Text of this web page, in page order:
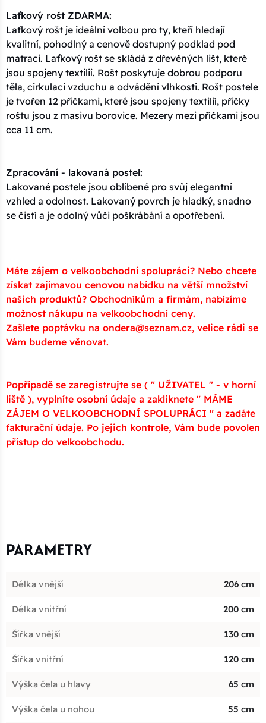
Laťkový rošt ZDARMA:
Laťkový rošt je ideální volbou pro ty, kteří hledají
kvalitní, pohodlný a cenově dostupný podklad pod
matraci. Laťkový rošt se skládá z dřevěných lišt, které
jsou spojeny textilií. Rošt poskytuje dobrou podporu
těla, cirkulaci vzduchu a odvádění vlhkosti. Rošt postele
je tvořen 12 příčkami, které jsou spojeny textilií, příčky
roštu jsou z masivu borovice. Mezery mezi příčkami jsou
cca 11 cm.
Zpracování - lakovaná postel:
Lakované postele jsou oblíbené pro svůj elegantní
vzhled a odolnost. Lakovaný povrch je hladký, snadno
se čistí a je odolný vůči poškrábání a opotřebení.
Máte zájem o velkoobchodní spolupráci? Nebo chcete
získat zajímavou cenovou nabídku na větší množství
našich produktů? Obchodníkům a firmám, nabízíme
možnost nákupu na velkoobchodní ceny.
Zašlete poptávku na ondera@seznam.cz, velice rádi se
Vám budeme věnovat.
Popřípadě se zaregistrujte se ( " UŽIVATEL " - v horní
liště ), vyplníte osobní údaje a zakliknete " MÁME
ZÁJEM O VELKOOBCHODNÍ SPOLUPRÁCI " a zadáte
fakturační údaje. Po jejich kontrole, Vám bude povolen
přístup do velkoobchodu.
PARAMETRY
Délka vnější 206 cm
Délka vnitřní 200 cm
Šířka vnější 130 cm
Šířka vnitřní 120 cm
Výška čela u hlavy 65 cm
Výška čela u nohou 55 cm